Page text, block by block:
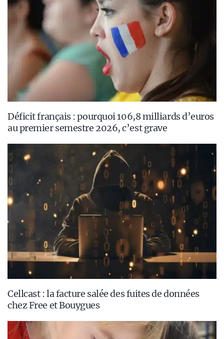
Déficit français : pourquoi 106,8 milliards d’euros
au premier semestre 2026, c’est grave
Cellcast : la facture salée des fuites de données
chez Free et Bouygues